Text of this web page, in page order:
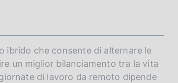
ibrido che consente di alternare le
un miglior bilanciamento tra la vita
di lavoro da remoto dipende